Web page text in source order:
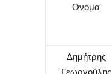
Ονομα
Δημήτρης